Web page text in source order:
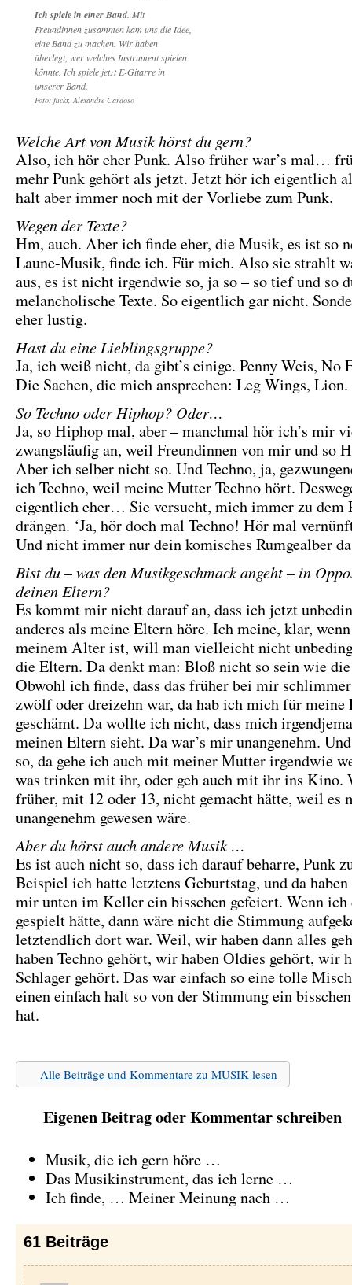
Ich spiele in einer Band . Mit
Freundinnen zusammen kam uns die Idee,
eine Band zu machen. Wir haben
überlegt, wer welches Instrument spielen
könnte. Ich spiele jetzt E-Gitarre in
unserer Band.
Foto: flickr, Alexandre Cardoso
Welche Art von Musik hörst du gern?
Also, ich hör eher Punk. Also früher war’s mal…
mehr Punk gehört als jetzt. Jetzt hör ich eigentlich
halt aber immer noch mit der Vorliebe zum Punk.
Wegen der Texte?
Hm, auch. Aber ich finde eher, die Musik, es ist so
Laune-Musik, finde ich. Für mich. Also sie strahlt
aus, es ist nicht irgendwie so, ja so – so tief und so
melancholische Texte. So eigentlich gar nicht.
eher lustig.
Hast du eine Lieblingsgruppe?
Ja, ich weiß nicht, da gibt’s einige. Penny Weis, No
Die Sachen, die mich ansprechen: Leg Wings,
So Techno oder Hiphop? Oder…
Ja, so Hiphop mal, aber – manchmal hör ich’s mir
zwangsläufig an, weil Freundinnen von mir und so
Aber ich selber nicht so. Und Techno, ja,
ich Techno, weil meine Mutter Techno hört.
eigentlich eher… Sie versucht, mich immer zu dem
drängen. ‘Ja, hör doch mal Techno! Hör mal
Und nicht immer nur dein komisches Rumgealber
Bist du – was den Musikgeschmack angeht – in
deinen Eltern?
Es kommt mir nicht darauf an, dass ich jetzt
anderes als meine Eltern höre. Ich meine, klar,
meinem Alter ist, will man vielleicht nicht
die Eltern. Da denkt man: Bloß nicht so sein wie
Obwohl ich finde, dass das früher bei mir
zwölf oder dreizehn war, da hab ich mich für meine
geschämt. Da wollte ich nicht, dass mich
meinen Eltern sieht. Da war’s mir unangenehm.
so, da gehe ich auch mit meiner Mutter irgendwie
was trinken mit ihr, oder geh auch mit ihr ins Kino.
früher, mit 12 oder 13, nicht gemacht hätte, weil es
unangenehm gewesen wäre.
Aber du hörst auch andere Musik …
Es ist auch nicht so, dass ich darauf beharre, Punk
Beispiel ich hatte letztens Geburtstag, und da
mir unten im Keller ein bisschen gefeiert. Wenn
gespielt hätte, dann wäre nicht die Stimmung
letztendlich dort war. Weil, wir haben dann alles
haben Techno gehört, wir haben Oldies gehört, wir
Schlager gehört. Das war einfach so eine tolle
einen einfach halt so von der Stimmung ein
hat.
Alle Beiträge und Kommentare zu MUSIK lesen
Eigenen Beitrag oder Kommentar schreiben
Musik, die ich gern höre …
Das Musikinstrument, das ich lerne …
Ich finde, … Meiner Meinung nach …
61 Beiträge